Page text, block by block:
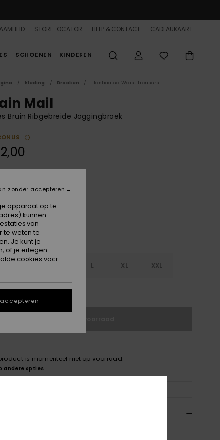
STORE LOCATOR HELP & CONTACT CADEAUKAART
SCHOENEN KINDEREN
Kleding Broeken Elasticated Waist Trousers
Mail
Bruin Ribgebreide Joggingbroek
L XL XXL
maattabel
is momenteel niet op voorraad.
andere opties
apparaat op te
kunnen
van
te weten te
Je kunt je
of je ertegen
cookies voor
zonder accepteren